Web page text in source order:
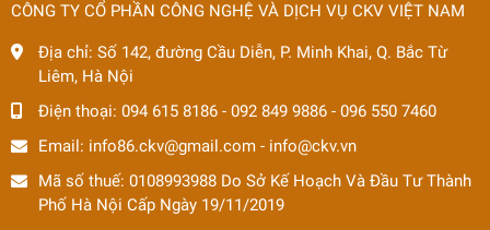
CÔNG TY CỔ PHẦN CÔNG NGHỆ VÀ DỊCH VỤ CKV VIỆT NAM
Địa chỉ: Số 142, đường Cầu Diễn, P. Minh Khai, Q. Bắc Từ
Liêm, Hà Nội
Điện thoại: 094 615 8186 - 092 849 9886 - 096 550 7460
Email: info86.ckv@gmail.com - info@ckv.vn
Mã số thuế: 0108993988 Do Sở Kế Hoạch Và Đầu Tư Thành
Phố Hà Nội Cấp Ngày 19/11/2019